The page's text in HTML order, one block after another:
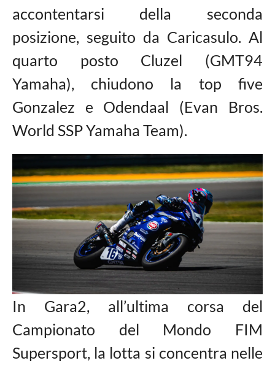
accontentarsi della seconda
posizione, seguito da Caricasulo. Al
quarto posto Cluzel (GMT94
Yamaha), chiudono la top five
Gonzalez e Odendaal (Evan Bros.
World SSP Yamaha Team).
In Gara2, all’ultima corsa del
Campionato del Mondo FIM
Supersport, la lotta si concentra nelle